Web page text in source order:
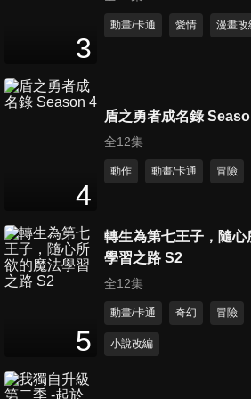
第11集 更迭
第12集 前輩
3
動畫/卡通 愛情 漫畫改
4
盾之勇者成名錄
全12集
動作 動畫/卡通 冒險
5
轉生為第七王子，隨心
學習之路 S2
全12集
動畫/卡通 奇幻 冒險
小說改編